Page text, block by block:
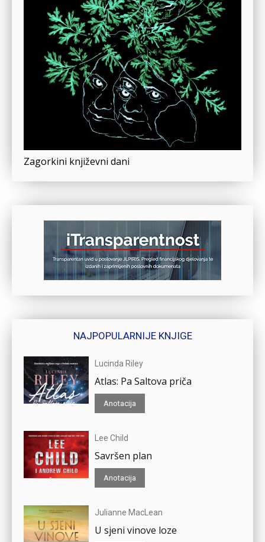
Zagorkini književni dani
NAJPOPULARNIJE KNJIGE
Lucinda Riley
Atlas: Pa Saltova priča
Anotacija
Lee Child
Savršen plan
Anotacija
Julianne MacLean
U sjeni vinove loze